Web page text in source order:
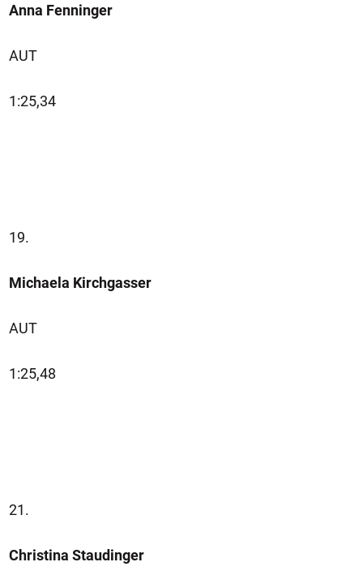
Anna Fenninger
AUT
1:25,34
19.
Michaela Kirchgasser
AUT
1:25,48
21.
Christina Staudinger